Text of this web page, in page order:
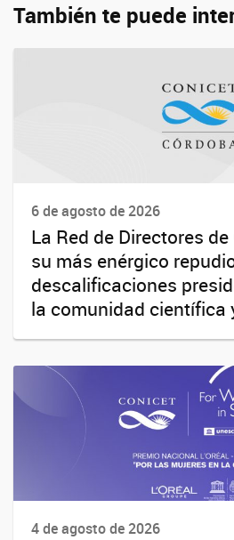
También te puede
6 de agosto de 2026
La Red de Directores de
su más enérgico
descalificaciones
la comunidad científica
4 de agosto de 2026